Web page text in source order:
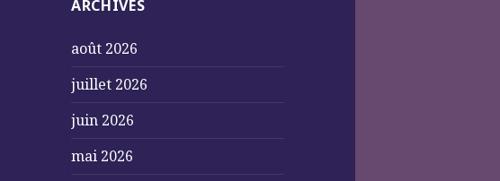
ARCHIVES
août 2026
juillet 2026
juin 2026
mai 2026